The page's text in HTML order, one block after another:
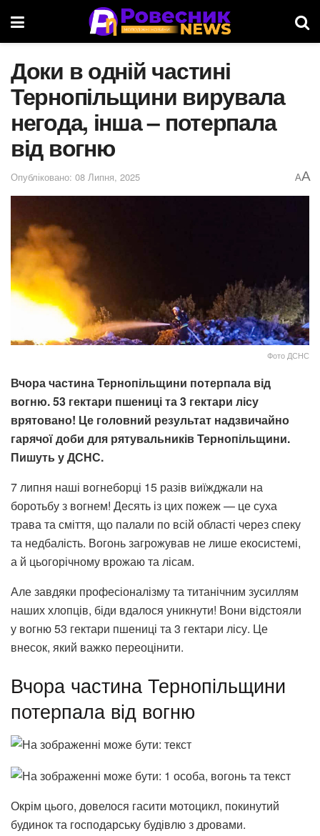
Доки в одній частині
Тернопільщини вирувала
негода, інша – потерпала
від вогню
Опубліковано: 08 Липня, 2025 AA
Фото ДСНС
Вчора частина Тернопільщини потерпала від
вогню. 53 гектари пшениці та 3 гектари лісу
врятовано! Це головний результат надзвичайно
гарячої доби для рятувальників Тернопільщини.
Пишуть у ДСНС.
7 липня наші вогнеборці 15 разів виїжджали на
боротьбу з вогнем! Десять із цих пожеж — це суха
трава та сміття, що палали по всій області через спеку
та недбалість. Вогонь загрожував не лише екосистемі,
а й цьогорічному врожаю та лісам.
Але завдяки професіоналізму та титанічним зусиллям
наших хлопців, біди вдалося уникнути! Вони відстояли
у вогню 53 гектари пшениці та 3 гектари лісу. Це
внесок, який важко переоцінити.
Вчора частина Тернопільщини
потерпала від вогню
Окрім цього, довелося гасити мотоцикл, покинутий
будинок та господарську будівлю з дровами.